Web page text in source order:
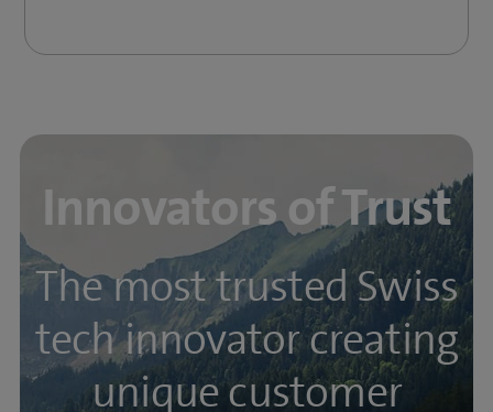
Innovators of Trust
The most trusted Swiss
tech innovator creating
unique customer